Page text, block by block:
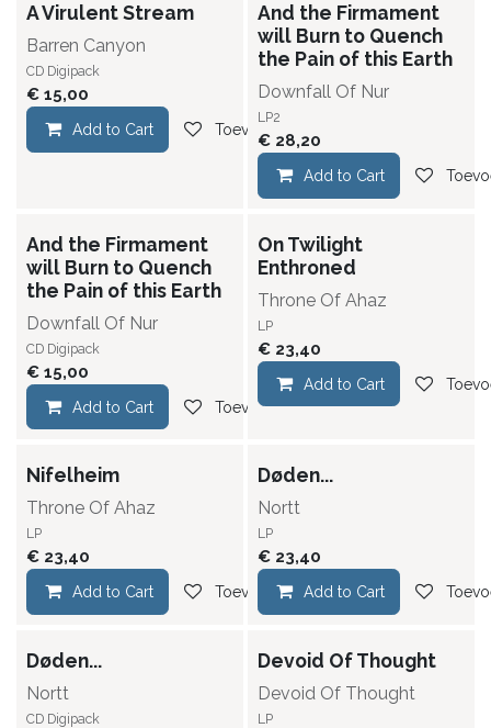
A Virulent Stream
Barren Canyon
CD Digipack
€ 15,00
Add to Cart Toevoegen aan verlanglijst
And the Firmament
will Burn to Quench
the Pain of this Earth
Downfall Of Nur
LP2
€ 28,20
Add to Cart
And the Firmament
will Burn to Quench
the Pain of this Earth
Downfall Of Nur
CD Digipack
€ 15,00
Add to Cart Toevoegen aan verlanglijst
On Twilight
Enthroned
Throne Of Ahaz
LP
€ 23,40
Add to Cart
Nifelheim
Throne Of Ahaz
LP
€ 23,40
Add to Cart Toevoegen aan verlanglijst
Døden...
Nortt
LP
€ 23,40
Add to Cart
Døden...
Nortt
CD Digipack
Devoid Of Thought
Devoid Of Thought
LP